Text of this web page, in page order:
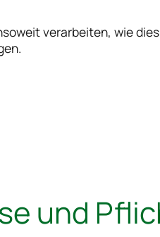
verarbeiten, wie
und